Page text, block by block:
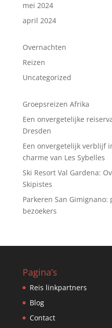
mei 2024
april 2024
Overnachten
Reizen
Uncategorized
Groepsreizen Afrika
Een onvergetelijke
Dresden
Een onvergetelijk verblijf
charme van Les Sybelles
Ski Resort Val Gardena:
Skipistes
Parkeren San
bezoekers
Pagina’s
Reis linkpartners
Blog
Contact